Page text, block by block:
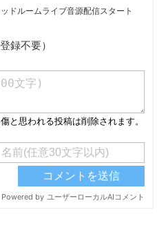
ドルームライブ音源配信スタート
録不要）